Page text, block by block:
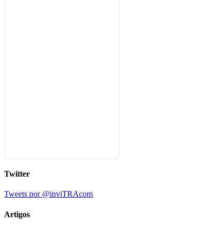
Twitter
Tweets por @inviTRAcom
Artigos